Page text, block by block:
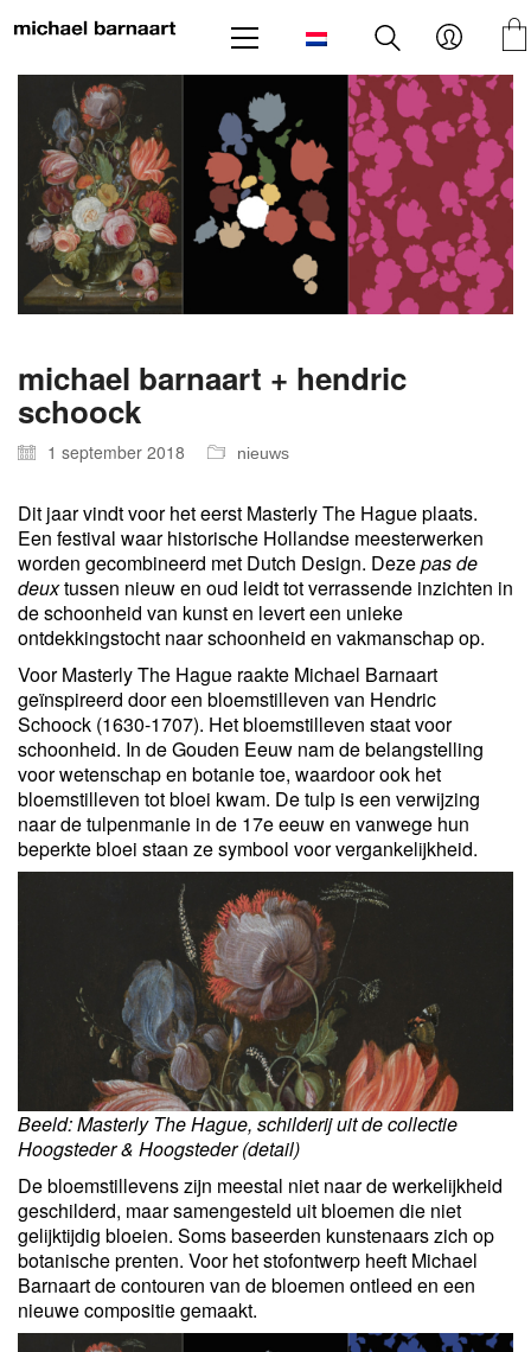
michael barnaart + hendric
schoock
1 september 2018 nieuws
Dit jaar vindt voor het eerst Masterly The Hague plaats.
Een festival waar historische Hollandse meesterwerken
worden gecombineerd met Dutch Design. Dezepas de
deuxtussen nieuw en oud leidt tot verrassende inzichten in
de schoonheid van kunst en levert een unieke
ontdekkingstocht naar schoonheid en vakmanschap op.
Voor Masterly The Hague raakte Michael Barnaart
geïnspireerd door een bloemstilleven van Hendric
Schoock (1630-1707). Het bloemstilleven staat voor
schoonheid. In de Gouden Eeuw nam de belangstelling
voor wetenschap en botanie toe, waardoor ook het
bloemstilleven tot bloei kwam. De tulp is een verwijzing
naar de tulpenmanie in de 17e eeuw en vanwege hun
beperkte bloei staan ze symbool voor vergankelijkheid.
Beeld: Masterly The Hague, schilderij uit de collectie
Hoogsteder & Hoogsteder (detail)
De bloemstillevens zijn meestal niet naar de werkelijkheid
geschilderd, maar samengesteld uit bloemen die niet
gelijktijdig bloeien. Soms baseerden kunstenaars zich op
botanische prenten. Voor het stofontwerp heeft Michael
Barnaart de contouren van de bloemen ontleed en een
nieuwe compositie gemaakt.